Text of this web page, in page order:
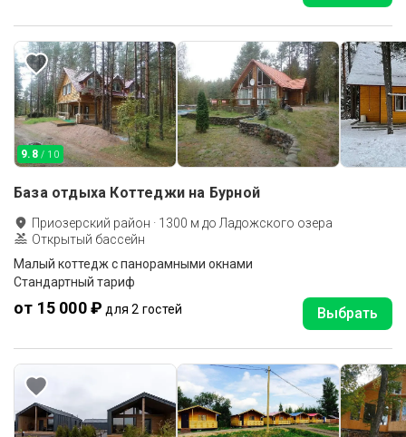
9.8 / 10
База отдыха Коттеджи на Бурной
Приозерский район · 1300 м до Ладожского озера
Открытый бассейн
Малый коттедж с панорамными окнами
Стандартный тариф
от 15 000 ₽ для 2 гостей Выбрать